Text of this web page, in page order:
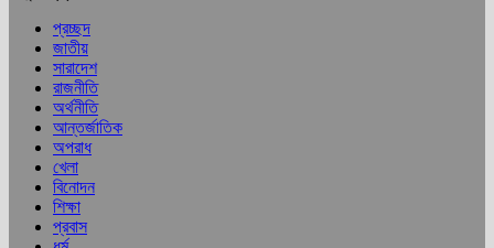
প্রচ্ছদ
জাতীয়
সারাদেশ
রাজনীতি
অর্থনীতি
আন্তর্জাতিক
অপরাধ
খেলা
বিনোদন
শিক্ষা
প্রবাস